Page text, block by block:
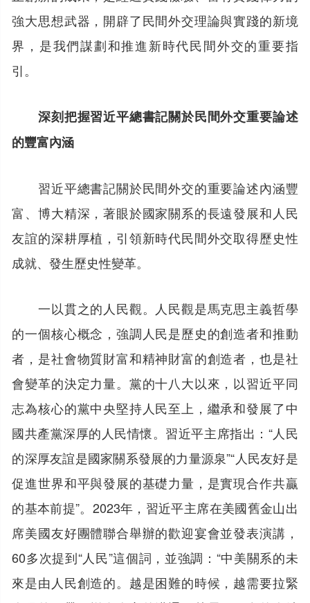
強大思想武器，開辟了民間外交理論與實踐的新境
界，是我們謀劃和推進新時代民間外交的重要指
引。
深刻把握習近平總書記關於民間外交重要論述
的豐富內涵
習近平總書記關於民間外交的重要論述內涵豐
富、博大精深，著眼於國家關系的長遠發展和人民
友誼的深耕厚植，引領新時代民間外交取得歷史性
成就、發生歷史性變革。
一以貫之的人民觀。人民觀是馬克思主義哲學
的一個核心概念，強調人民是歷史的創造者和推動
者，是社會物質財富和精神財富的創造者，也是社
會變革的決定力量。黨的十八大以來，以習近平同
志為核心的黨中央堅持人民至上，繼承和發展了中
國共產黨深厚的人民情懷。習近平主席指出：“人民
的深厚友誼是國家關系發展的力量源泉”“人民友好是
促進世界和平與發展的基礎力量，是實現合作共贏
的基本前提”。2023年，習近平主席在美國舊金山出
席美國友好團體聯合舉辦的歡迎宴會並發表演講，
60多次提到“人民”這個詞，並強調：“中美關系的未
來是由人民創造的。越是困難的時候，越需要拉緊